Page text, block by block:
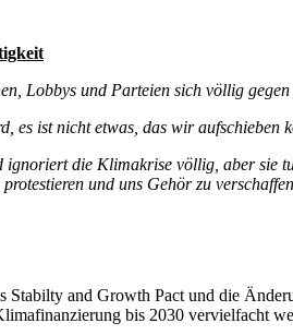
Lobbys und Parteien sich völlig
es ist nicht etwas, das wir aufschieben
ignoriert die Klimakrise völlig, aber
und uns Gehör zu
and Growth Pact und die
bis 2030 vervielfacht